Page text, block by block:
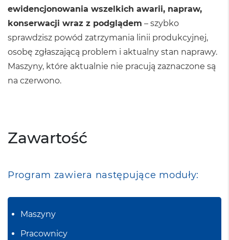
ewidencjonowania wszelkich awarii, napraw,
konserwacji wraz z podglądem – szybko
sprawdzisz powód zatrzymania linii produkcyjnej,
osobę zgłaszającą problem i aktualny stan naprawy.
Maszyny, które aktualnie nie pracują zaznaczone są
na czerwono.
Zawartość
Program zawiera następujące moduły:
Maszyny
Pracownicy